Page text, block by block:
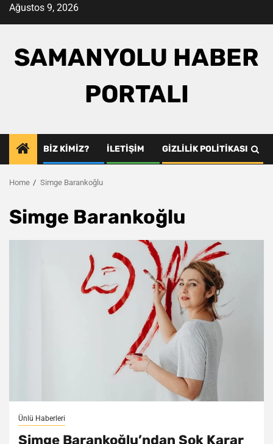
SkipAğustos 9, 2026
SAMANYOLU HABER
PORTALI
BIZ KIMIZ? İLETIŞIM GIZLILIK POLITIKASI
Home Simge Barankoğlu
Simge Barankoğlu
Ünlü Haberleri
Simge Barankoğlu’ndan Şok Karar